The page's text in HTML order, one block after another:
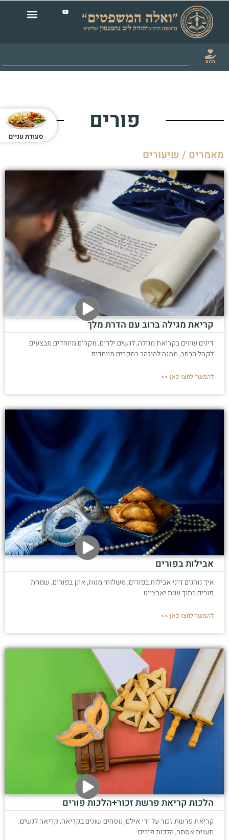
תרום
פורים
מאמרים / שיעורים
קריאת מגילה ברוב עם הדרת מלך
דינים שונים בקריאת מגילה, לנשים ילדים, מקרים מיוחדים מבצעים
לקהל הרחב, ממנה להיזהר במקרים מיוחדים
להמשך לחצו כאן >>
אבילות בפורים
איך נוהגים דיני אבילות בפורים, משלוחי מנות, אונן בפורים, שמחת
פורים בתוך שנת יארצייט
להמשך לחצו כאן >>
הלכות קריאת פרשת זכור+הלכות פורים
קריאת פרשת זכור על ידי אילם, נוסחים שונים בקריאה, קריאה לנשים,
תענית אסתר, הלכות פורים
סעודת עניים